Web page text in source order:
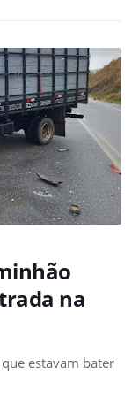
na
estavam bater